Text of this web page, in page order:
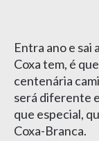
Entra ano e sai
Coxa tem, é
centenária
será diferente
que especial,
Coxa-Branca.